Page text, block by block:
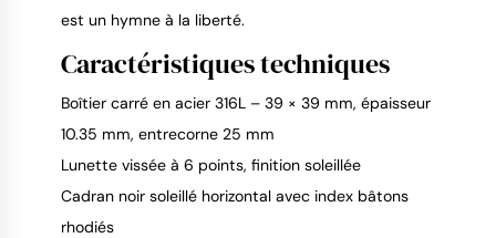
est un hymne à la liberté.
Caractéristiques techniques
Boîtier carré en acier 316L – 39 × 39 mm, épaisseur
10.35 mm, entrecorne 25 mm
Lunette vissée à 6 points, finition soleillée
Cadran noir soleillé horizontal avec index bâtons
rhodiés